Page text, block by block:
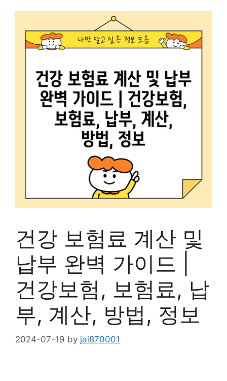
건강 보험료 계산 및
납부 완벽 가이드 |
건강보험, 보험료, 납
부, 계산, 방법, 정보
2024-07-19 by jai870001